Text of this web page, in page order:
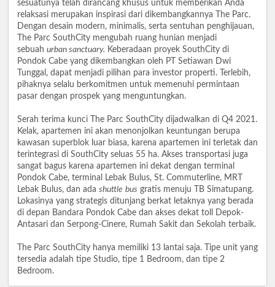
sesuatunya telah dirancang khusus untuk memberikan Anda
relaksasi merupakan inspirasi dari dikembangkannya The Parc.
Dengan desain modern, minimalis, serta sentuhan penghijauan,
The Parc SouthCity mengubah ruang hunian menjadi
sebuah urban sanctuary. Keberadaan proyek SouthCity di
Pondok Cabe yang dikembangkan oleh PT Setiawan Dwi
Tunggal, dapat menjadi pilihan para investor properti. Terlebih,
pihaknya selalu berkomitmen untuk memenuhi permintaan
pasar dengan prospek yang menguntungkan.
Serah terima kunci The Parc SouthCity dijadwalkan di Q4 2021.
Kelak, apartemen ini akan menonjolkan keuntungan berupa
kawasan superblok luar biasa, karena apartemen ini terletak dan
terintegrasi di SouthCity seluas 55 ha. Akses transportasi juga
sangat bagus karena apartemen ini dekat dengan terminal
Pondok Cabe, terminal Lebak Bulus, St. Commuterline, MRT
Lebak Bulus, dan ada shuttle bus gratis menuju TB Simatupang.
Lokasinya yang strategis ditunjang berkat letaknya yang berada
di depan Bandara Pondok Cabe dan akses dekat toll Depok-
Antasari dan Serpong-Cinere, Rumah Sakit dan Sekolah terbaik.
The Parc SouthCity hanya memiliki 13 lantai saja. Tipe unit yang
tersedia adalah tipe Studio, tipe 1 Bedroom, dan tipe 2
Bedroom.